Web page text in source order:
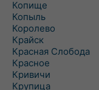
Копище
Копыль
Королево
Крайск
Красная Слобода
Красное
Кривичи
Крупица